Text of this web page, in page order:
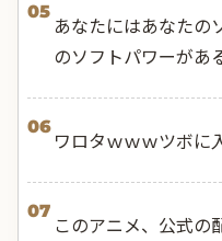
05
あなたにはあなたの
のソフトパワーがあ
06
ワロタｗｗｗツボに
07
このアニメ、公式